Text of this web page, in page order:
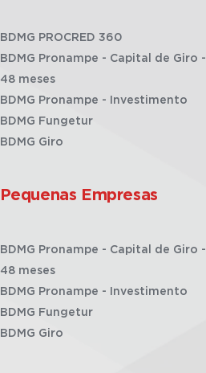
BDMG PROCRED 360
BDMG Pronampe - Capital de Giro -
48 meses
BDMG Pronampe - Investimento
BDMG Fungetur
BDMG Giro
Pequenas Empresas
BDMG Pronampe - Capital de Giro -
48 meses
BDMG Pronampe - Investimento
BDMG Fungetur
BDMG Giro